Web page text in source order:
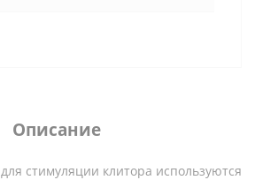
Описание
для стимуляции клитора используются